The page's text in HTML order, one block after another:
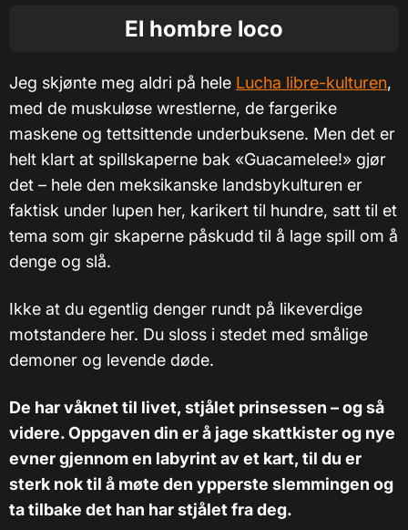
El hombre loco
Jeg skjønte meg aldri på hele Lucha libre-kulturen,
med de muskuløse wrestlerne, de fargerike
maskene og tettsittende underbuksene. Men det er
helt klart at spillskaperne bak «Guacamelee!» gjør
det – hele den meksikanske landsbykulturen er
faktisk under lupen her, karikert til hundre, satt til et
tema som gir skaperne påskudd til å lage spill om å
denge og slå.
Ikke at du egentlig denger rundt på likeverdige
motstandere her. Du sloss i stedet med smålige
demoner og levende døde.
De har våknet til livet, stjålet prinsessen – og så
videre. Oppgaven din er å jage skattkister og nye
evner gjennom en labyrint av et kart, til du er
sterk nok til å møte den ypperste slemmingen og
ta tilbake det han har stjålet fra deg.